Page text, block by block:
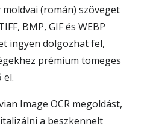
moldvai (román) szöveget
BMP, GIF és WEBP
ingyen dolgozhat fel,
prémium tömeges
el.
Image OCR megoldást,
a beszkennelt